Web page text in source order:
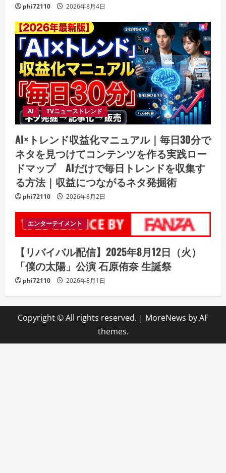
phi72110 2026年8月4日
AI TVニューストレンド
AI×トレンド収益化マニュアル｜毎日30分で
ネタを見つけてコンテンツを作る実践ロー
ドマップ AIだけで毎日トレンドを収集す
る方法｜収益につながるネタ発掘術
phi72110 2026年8月2日
エンターテイメント
【リバイバル配信】2025年8月12日（火）
「僕の太陽」公演 石原侑奈 生誕祭
phi72110 2026年8月1日
Copyright © All rights reserved. | MoreNews by AF
themes.